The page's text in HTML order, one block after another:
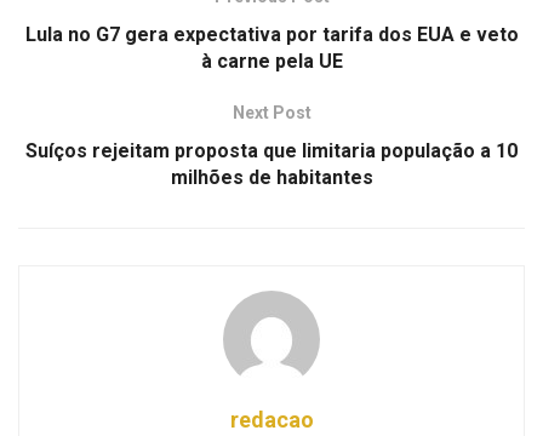
Lula no G7 gera expectativa por tarifa dos EUA e veto
à carne pela UE
Next Post
Suíços rejeitam proposta que limitaria população a 10
milhões de habitantes
redacao